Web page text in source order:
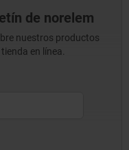
de norelem
nuestros productos
en línea.